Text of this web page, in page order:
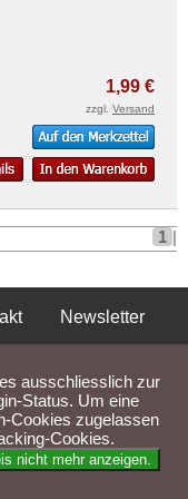
1,99 €
zzgl. Versand
1 |
Newsletter
ausschliesslich zur
Status. Um eine
Cookies zugelassen
Cookies.
nicht mehr anzeigen.